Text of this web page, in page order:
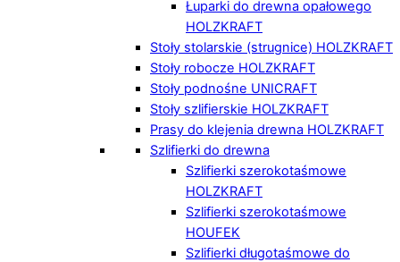
Łuparki do drewna opałowego
HOLZKRAFT
Stoły stolarskie (strugnice) HOLZKRAFT
Stoły robocze HOLZKRAFT
Stoły podnośne UNICRAFT
Stoły szlifierskie HOLZKRAFT
Prasy do klejenia drewna HOLZKRAFT
Szlifierki do drewna
Szlifierki szerokotaśmowe
HOLZKRAFT
Szlifierki szerokotaśmowe
HOUFEK
Szlifierki długotaśmowe do